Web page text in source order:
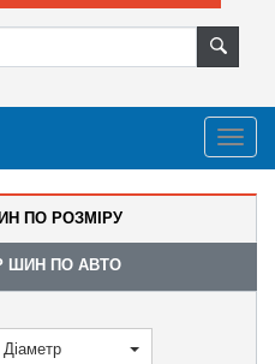
ПО РОЗМІРУ
ШИН ПО АВТО
Діаметр